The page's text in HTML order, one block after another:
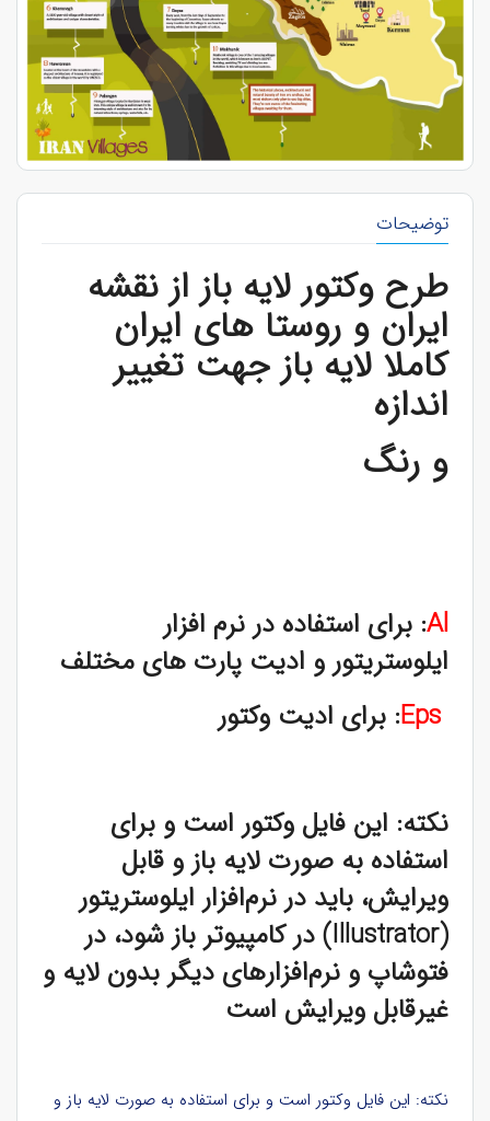
توضیحات
طرح وکتور لایه باز از نقشه
ایران و روستا های ایران
کاملا لایه باز جهت تغییر
اندازه
و رنگ
Al: برای استفاده در نرم افزار
ایلوستریتور و ادیت پارت های مختلف
: برای ادیت وکتور
نکته: این فایل وکتور است و برای
استفاده به صورت لایه باز و قابل
ویرایش، باید در نرم‌افزار ایلوستریتور
(Illustrator) در کامپیوتر باز شود، در
فتوشاپ و نرم‌افزارهای دیگر بدون لایه و
غیرقابل ویرایش است
نکته: این فایل وکتور است و برای استفاده به صورت لایه باز و